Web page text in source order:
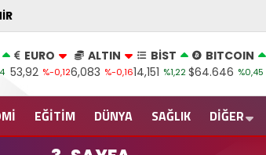
EURO
53,92 %-0,12
ALTIN
6,083 %-0,16
BİST
14,151 %1,22
BITCOIN
$64.646 %0,45
EĞİTİM DÜNYA SAĞLIK DİĞER